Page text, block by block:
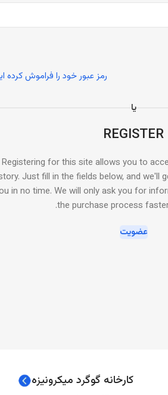
رمز عبور خود را فراموش کرده
یا
REGISTER
Registering for this site allows you to
Just fill in the fields below, and we'll
in no time. We will only ask you for
the purchase process
عضویت
کارخانه گوگرد میکرونیزه